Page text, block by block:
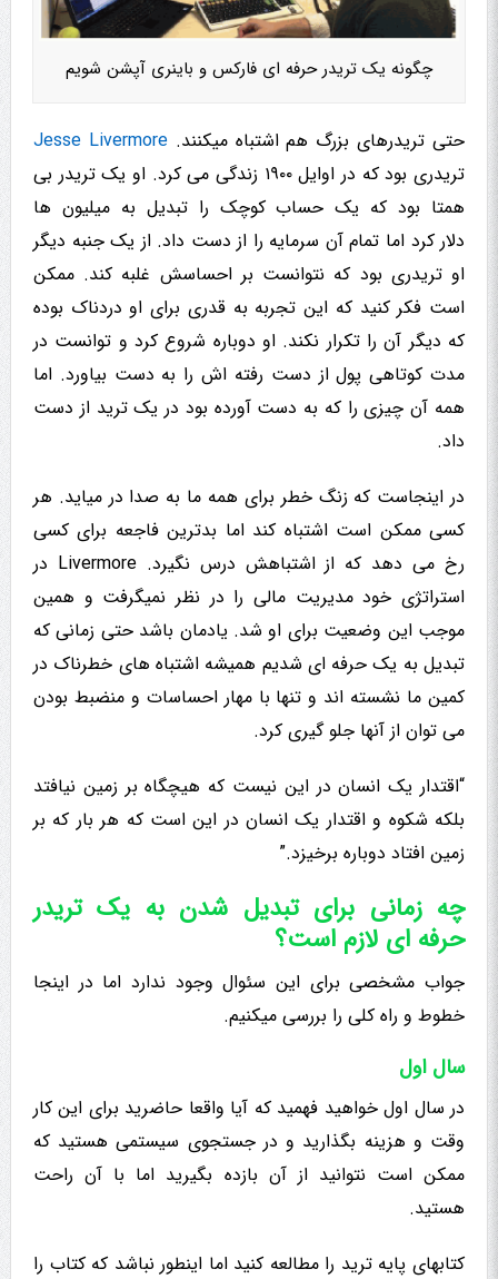
چگونه یک تریدر حرفه ای فارکس و باینری آپشن شویم
حتی تریدرهای بزرگ هم اشتباه میکنند.Jesse Livermore
تریدری بود که در اوایل ۱۹۰۰ زندگی می کرد. او یک تریدر بی
همتا بود که یک حساب کوچک را تبدیل به میلیون ها
دلار کرد اما تمام آن سرمایه را از دست داد. از یک جنبه دیگر
او تریدری بود که نتوانست بر احساسش غلبه کند. ممکن
است فکر کنید که این تجربه به قدری برای او دردناک بوده
که دیگر آن را تکرار نکند. او دوباره شروع کرد و توانست در
مدت کوتاهی پول از دست رفته اش را به دست بیاورد. اما
همه آن چیزی را که به دست آورده بود در یک ترید از دست
داد.
در اینجاست که زنگ خطر برای همه ما به صدا در میاید. هر
کسی ممکن است اشتباه کند اما بدترین فاجعه برای کسی
رخ می دهد که از اشتباهش درس نگیرد. Livermore در
استراتژی خود مدیریت مالی را در نظر نمیگرفت و همین
موجب این وضعیت برای او شد. یادمان باشد حتی زمانی که
تبدیل به یک حرفه ای شدیم همیشه اشتباه های خطرناک در
کمین ما نشسته اند و تنها با مهار احساسات و منضبط بودن
می توان از آنها جلو گیری کرد.
“اقتدار یک انسان در این نیست که هیچگاه بر زمین نیافتد
بلکه شکوه و اقتدار یک انسان در این است که هر بار که بر
زمین افتاد دوباره برخیزد.”
چه زمانی برای تبدیل شدن به یک تریدر
حرفه ای لازم است؟
جواب مشخصی برای این سئوال وجود ندارد اما در اینجا
خطوط و راه کلی را بررسی میکنیم.
سال اول
در سال اول خواهید فهمید که آیا واقعا حاضرید برای این کار
وقت و هزینه بگذارید و در جستجوی سیستمی هستید که
ممکن است نتوانید از آن بازده بگیرید اما با آن راحت
هستید.
کتابهای پایه ترید را مطالعه کنید اما اینطور نباشد که کتاب را